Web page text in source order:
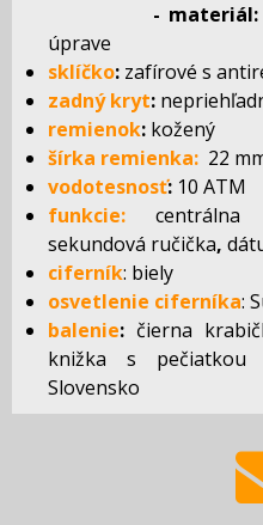
- materiál:
úprave
sklíčko: zafírové s
zadný kryt:
remienok: kožený
šírka remienka: 22
vodotesnosť: 10 ATM
funkcie:
sekundová ručička,
ciferník: biely
osvetlenie ciferníka:
balenie: čierna
knižka s pečiatkou
Slovensko